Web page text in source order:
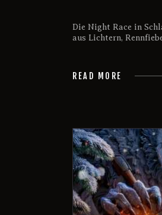
Die Night Race in
aus Lichtern,
READ MORE